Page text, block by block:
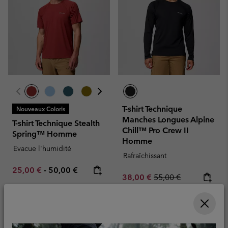
Nouveaux Coloris
T-shirt Technique Stealth
Spring™ Homme
Evacue l'humidité
Minimum sale price:
25,00 € - Maximum price:
50,00 €
T-shirt Technique
Manches Longues Alpine
Chill™ Pro Crew II
Homme
Rafraîchissant
Sale price:
38,00 € Regular price:
55,00 €